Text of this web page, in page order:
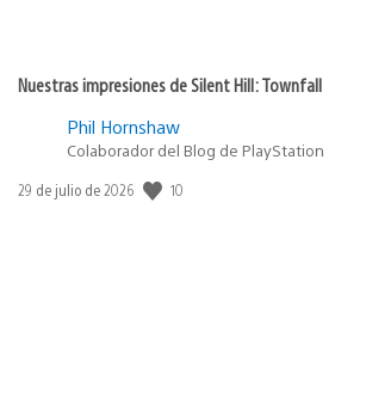
Nuestras impresiones de Silent Hill: Townfall
Phil Hornshaw
Colaborador del Blog de PlayStation
Fecha
29 de julio de 2026 10